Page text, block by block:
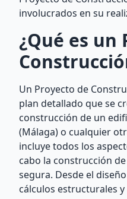
involucrados en su
¿Qué es un
Un Proyecto de
plan detallado que se
construcción de un
(Málaga) o cualquier
incluye todos los
cabo la construcción
segura. Desde el
cálculos estructurales